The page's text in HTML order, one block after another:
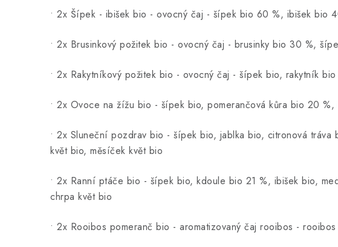
• 2x Šípek - ibišek bio - ovocný čaj - šípek bio 60 %, ibišek bio
• 2x Brusinkový požitek bio - ovocný čaj - brusinky bio 30 %,
• 2x Rakytníkový požitek bio - ovocný čaj - šípek bio, rakytník
• 2x Ovoce na žížu bio - šípek bio, pomerančová kůra bio 20
• 2x Sluneční pozdrav bio - šípek bio, jablka bio, citronová
květ bio, měsíček květ bio
• 2x Ranní ptáče bio - šípek bio, kdoule bio 21 %, ibišek bio,
chrpa květ bio
• 2x Rooibos pomeranč bio - aromatizovaný čaj rooibos -